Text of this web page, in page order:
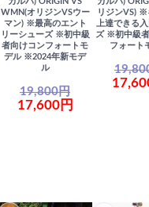
WMN(オリジンVSウー
マン) ※最高のエント
リーシューズ ※初中級
者向けコンフォートモ
デル ※2024年新モデ
ル
19,800円
17,600円
リジンVS) ※
上達できる
ズ ※初中級
フォート